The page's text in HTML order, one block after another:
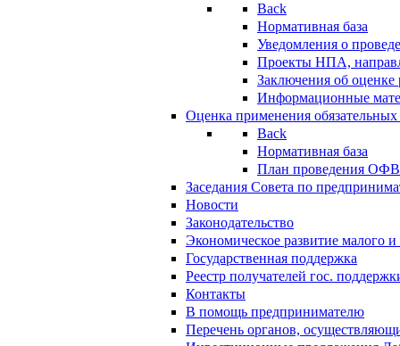
Back
Нормативная база
Уведомления о
Проекты НПА,
Заключения об
Информационные
Оценка применения
Back
Нормативная база
План проведения
Заседания Совета по
Новости
Законодательство
Экономическое развитие малого и
Государственная поддержка
Реестр получателей гос.
Контакты
В помощь предпринимателю
Перечень органов,